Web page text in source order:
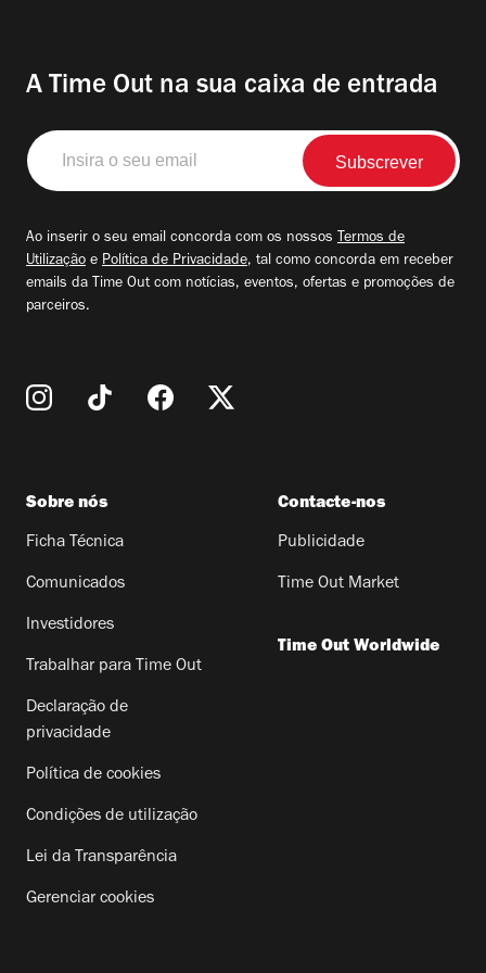
A Time Out na sua caixa de entrada
Insira
o
seu
Ao inserir o seu email concorda com os nossos Termos de
Utilização e Política de Privacidade, tal como concorda em receber
emails da Time Out com notícias, eventos, ofertas e promoções de
parceiros.
Sobre nós
Ficha Técnica
Comunicados
Investidores
Trabalhar para Time Out
Declaração de
privacidade
Política de cookies
Condições de utilização
Lei da Transparência
Gerenciar cookies
Contacte-nos
Publicidade
Time Out Market
Time Out Worldwide